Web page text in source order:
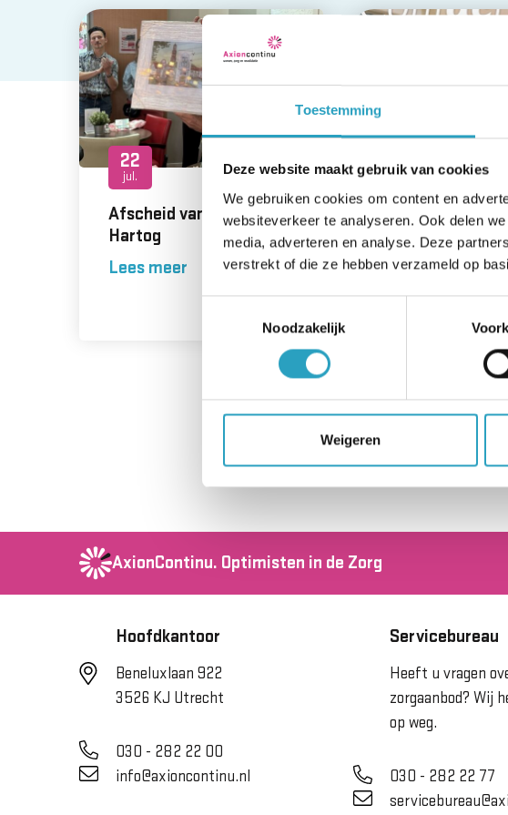
Toestemming
Deze website maakt gebruik van cookies
We gebruiken cookies om content en
websiteverkeer te analyseren. Ook delen
media, adverteren en analyse. Deze
verstrekt of die ze hebben verzameld op
Noodzakelijk
Weigeren
22
jul.
Afscheid van Martin den
Hartog
Lees meer
16
jun.
Verhalen die
nieuwe editie
over warm
AxionContinu. Optimisten in de Zorg
Hoofdkantoor
Beneluxlaan 922
3526 KJ Utrecht
030 - 282 22 00
info@axioncontinu.nl
Servicebureau
Heeft u vragen
zorgaanbod? Wij
op weg.
030 - 282 22 77